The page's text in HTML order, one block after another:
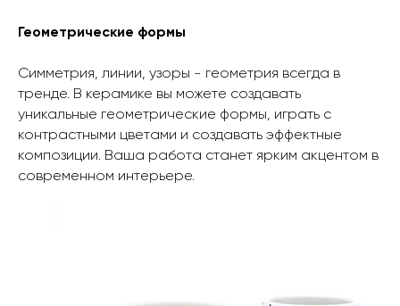
Геометрические формы
Симметрия, линии, узоры - геометрия всегда в
тренде. В керамике вы можете создавать
уникальные геометрические формы, играть с
контрастными цветами и создавать эффектные
композиции. Ваша работа станет ярким акцентом в
современном интерьере.